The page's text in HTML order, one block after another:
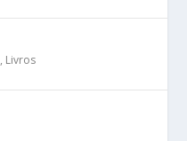
, Livros